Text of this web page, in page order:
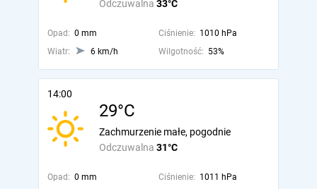
Odczuwalna 33°C
Opad: 0 mm Ciśnienie: 1010 hPa
Wiatr:
6 km/h Wilgotność: 53%
14:00
29°C
Odczuwalna 31°C
Zachmurzenie małe, pogodnie
Opad: 0 mm Ciśnienie: 1011 hPa